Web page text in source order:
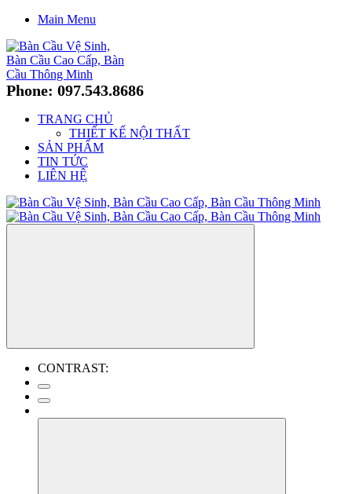
Main Menu
Phone: 097.543.8686
TRANG CHỦ
THIẾT KẾ NỘI THẤT
SẢN PHẨM
TIN TỨC
LIÊN HỆ
CONTRAST: